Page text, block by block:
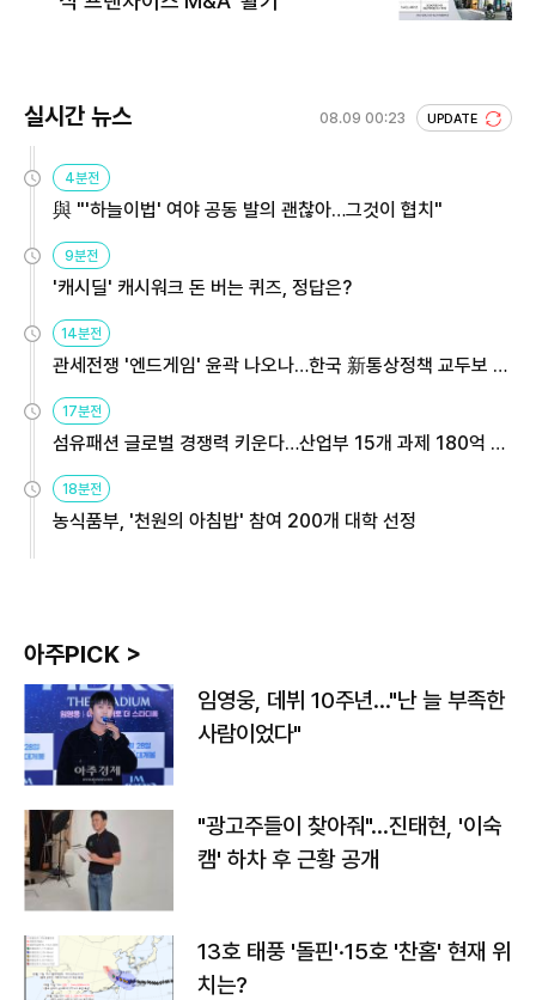
실시간 뉴스 08.09 00:23 UPDATE
4분전
與 "'하늘이법' 여야 공동 발의 괜찮아…그것이 협치"
9분전
'캐시딜' 캐시워크 돈 버는 퀴즈, 정답은?
14분전
관세전쟁 '엔드게임' 윤곽 나오나…한국 新통상정책 교두보 활
17분전
섬유패션 글로벌 경쟁력 키운다…산업부 15개 과제 180억 지
18분전
농식품부, '천원의 아침밥' 참여 200개 대학 선정
아주PICK >
임영웅, 데뷔 10주년…"난 늘 부족한
사람이었다"
"광고주들이 찾아줘"…진태현, '이숙
캠' 하차 후 근황 공개
13호 태풍 '돌핀'·15호 '찬홈' 현재 위
치는?